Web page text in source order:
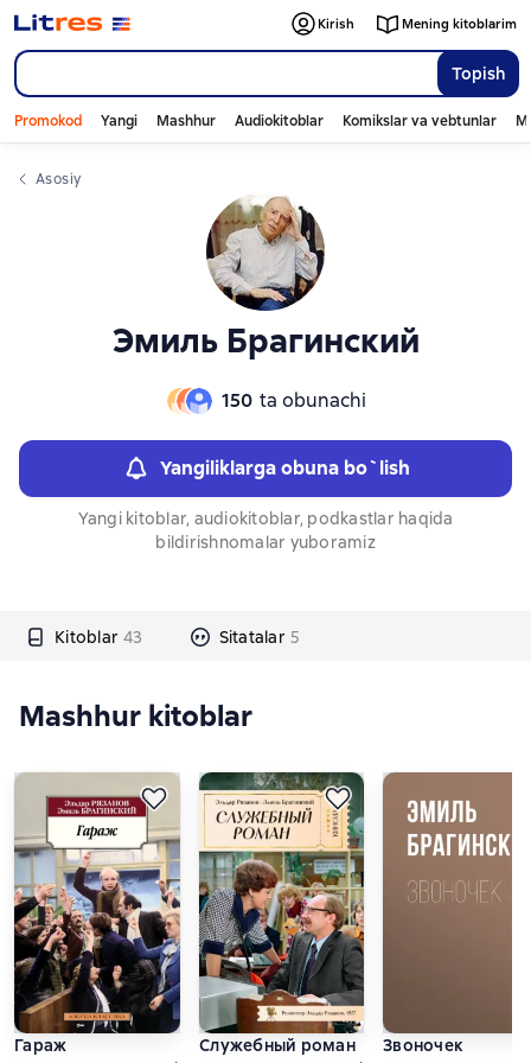
Topish
Kirish Mening kitoblarim
Promokod Yangi Mashhur Audiokitoblar Komikslar va vebtunlar
Asosiy
Эмиль Брагинский
150 ta obunachi
Yangiliklarga obuna bo`lish
Yangi kitoblar, audiokitoblar, podkastlar haqida
bildirishnomalar yuboramiz
Kitoblar 43 Sitatalar 5
Слайдер с книгами
Mashhur kitoblar
Гараж
Служебный роман
Звоночек
Слайдер с книгами